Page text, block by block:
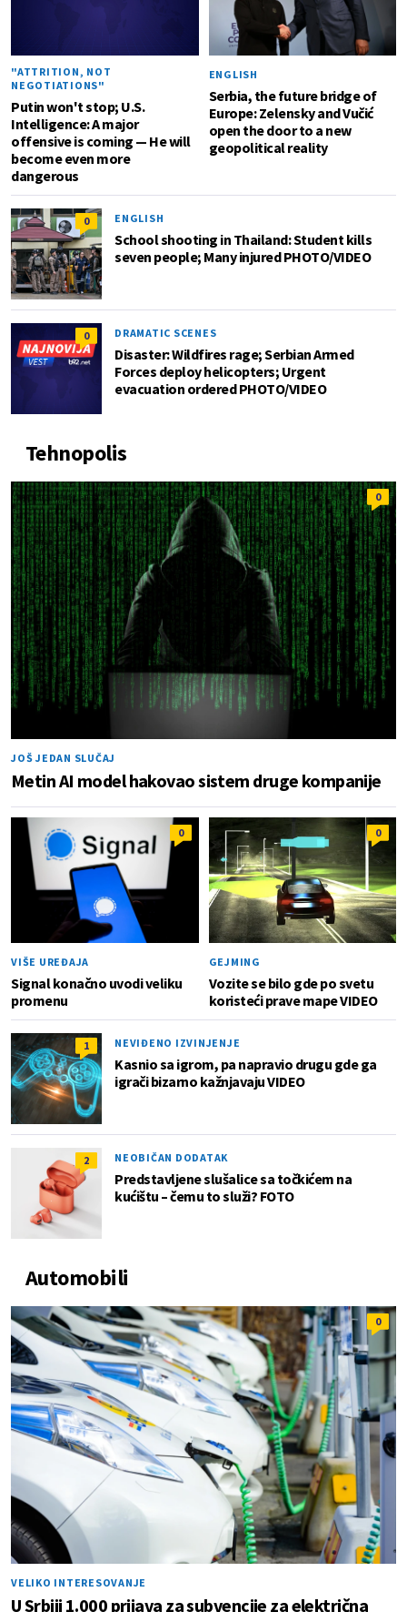
"ATTRITION, NOT
NEGOTIATIONS"
Putin won't stop; U.S.
Intelligence: A major
offensive is coming — He will
become even more
dangerous
ENGLISH
Serbia, the future bridge of
Europe: Zelensky and Vučić
open the door to a new
geopolitical reality
0 ENGLISH
School shooting in Thailand: Student kills
seven people; Many injured PHOTO/VIDEO
0 DRAMATIC SCENES
Disaster: Wildfires rage; Serbian Armed
Forces deploy helicopters; Urgent
evacuation ordered PHOTO/VIDEO
Tehnopolis
0
JOŠ JEDAN SLUČAJ
Metin AI model hakovao sistem druge kompanije
0
VIŠE UREĐAJA
Signal konačno uvodi veliku
promenu
0
GEJMING
Vozite se bilo gde po svetu
koristeći prave mape VIDEO
1 NEVIĐENO IZVINJENJE
Kasnio sa igrom, pa napravio drugu gde ga
igrači bizarno kažnjavaju VIDEO
2 NEOBIČAN DODATAK
Predstavljene slušalice sa točkićem na
kućištu – čemu to služi? FOTO
Automobili
0
VELIKO INTERESOVANJE
U Srbiji 1.000 prijava za subvencije za električna